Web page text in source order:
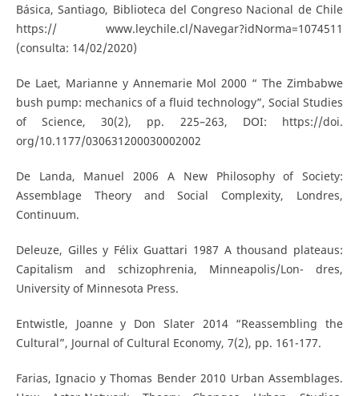
Básica, Santiago, Biblioteca del Congreso Nacional de Chile
https:// www.leychile.cl/Navegar?idNorma=1074511
(consulta: 14/02/2020)
De Laet, Marianne y Annemarie Mol 2000 “ The Zimbabwe
bush pump: mechanics of a fluid technology”, Social Studies
of Science, 30(2), pp. 225–263, DOI: https://doi.
org/10.1177/030631200030002002
De Landa, Manuel 2006 A New Philosophy of Society:
Assemblage Theory and Social Complexity, Londres,
Continuum.
Deleuze, Gilles y Félix Guattari 1987 A thousand plateaus:
Capitalism and schizophrenia, Minneapolis/Lon- dres,
University of Minnesota Press.
Entwistle, Joanne y Don Slater 2014 “Reassembling the
Cultural”, Journal of Cultural Economy, 7(2), pp. 161-177.
Farias, Ignacio y Thomas Bender 2010 Urban Assemblages.